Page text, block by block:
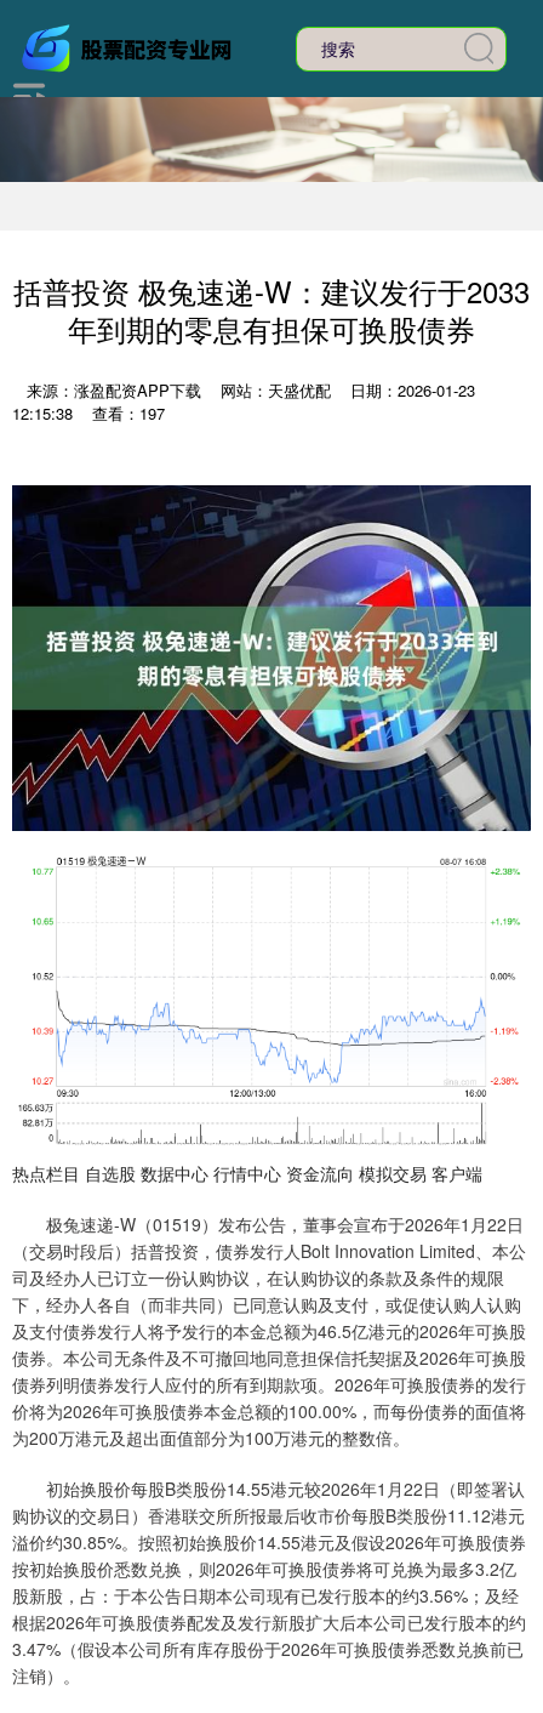
括普投资 极兔速递-W：建议发行于2033
年到期的零息有担保可换股债券
来源：涨盈配资APP下载 网站：天盛优配
日期：2026-01-23
12:15:38
查看：197
热点栏目 自选股 数据中心 行情中心 资金流向 模拟交易 客户端
极兔速递-W（01519）发布公告，董事会宣布于2026年1月22日
（交易时段后）括普投资，债券发行人Bolt Innovation Limited、本公
司及经办人已订立一份认购协议，在认购协议的条款及条件的规限
下，经办人各自（而非共同）已同意认购及支付，或促使认购人认购
及支付债券发行人将予发行的本金总额为46.5亿港元的2026年可换股
债券。本公司无条件及不可撤回地同意担保信托契据及2026年可换股
债券列明债券发行人应付的所有到期款项。2026年可换股债券的发行
价将为2026年可换股债券本金总额的100.00%，而每份债券的面值将
为200万港元及超出面值部分为100万港元的整数倍。
初始换股价每股B类股份14.55港元较2026年1月22日（即签署认
购协议的交易日）香港联交所所报最后收市价每股B类股份11.12港元
溢价约30.85%。按照初始换股价14.55港元及假设2026年可换股债券
按初始换股价悉数兑换，则2026年可换股债券将可兑换为最多3.2亿
股新股，占：于本公告日期本公司现有已发行股本的约3.56%；及经
根据2026年可换股债券配发及发行新股扩大后本公司已发行股本的约
3.47%（假设本公司所有库存股份于2026年可换股债券悉数兑换前已
注销）。